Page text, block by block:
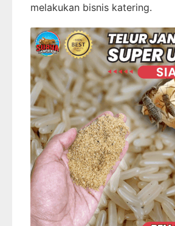
melakukan bisnis katering.